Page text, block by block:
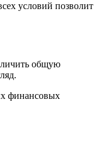
условий позволит
общую
финансовых